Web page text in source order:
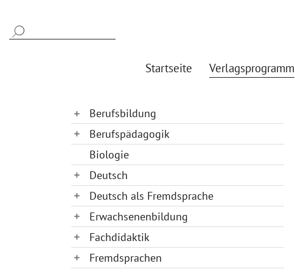
Startseite Verlagsprogramm
Berufsbildung
Berufspädagogik
Biologie
Deutsch
Deutsch als Fremdsprache
Erwachsenenbildung
Fachdidaktik
Fremdsprachen